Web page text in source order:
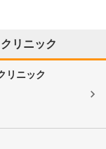
リニック
リニック